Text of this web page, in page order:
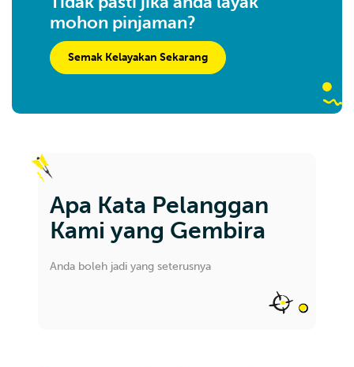
mohon pinjaman?
Semak Kelayakan Sekarang
Apa Kata Pelanggan
Kami yang Gembira
Anda boleh jadi yang seterusnya